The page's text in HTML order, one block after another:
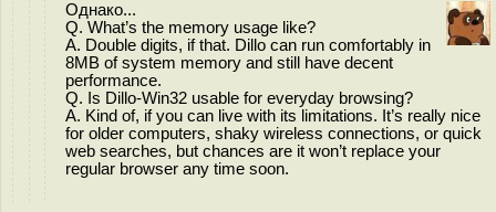
Однако...
Q. What’s the memory usage like?
A. Double digits, if that. Dillo can run comfortably in
8MB of system memory and still have decent
performance.
Q. Is Dillo-Win32 usable for everyday browsing?
A. Kind of, if you can live with its limitations. It’s really nice
for older computers, shaky wireless connections, or quick
web searches, but chances are it won’t replace your
regular browser any time soon.